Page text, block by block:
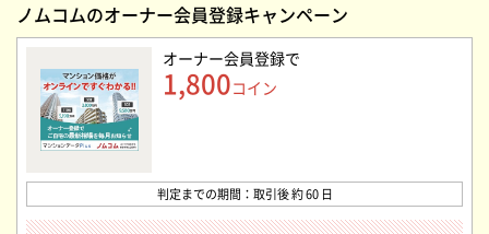
ノムコムのオーナー会員登録キャンペーン
オーナー会員登録で
1,800コイン
判定までの期間：取引後 約 60 日